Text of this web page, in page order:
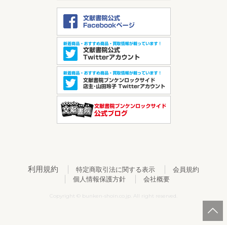
利用規約 特定商取引法に関する表示
会員規約
個人情報保護方針
会社概要
Copyright © bunken-shoin.co.jp. All right reserved.